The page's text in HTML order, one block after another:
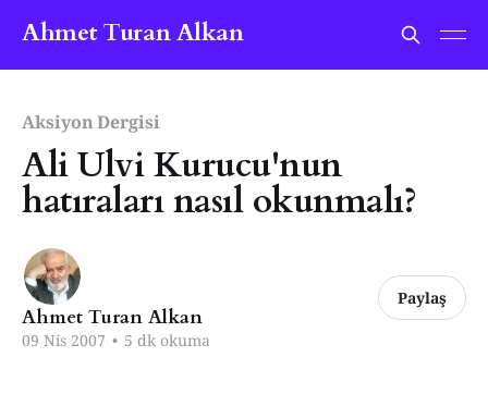
Ahmet Turan Alkan
Aksiyon Dergisi
Ali Ulvi Kurucu'nun
hatıraları nasıl okunmalı?
Ahmet Turan Alkan
09 Nis 2007 • 5 dk okuma
Paylaş